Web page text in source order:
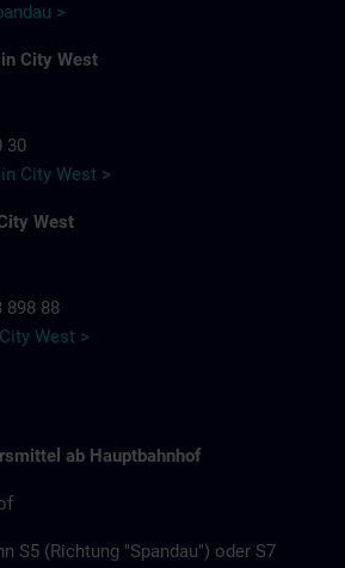
>
City West
30
City West >
West
898 88
West >
ab Hauptbahnhof
S5 (Richtung "Spandau") oder S7